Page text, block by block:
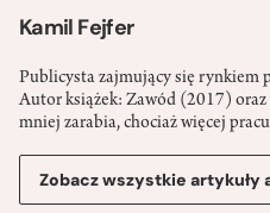
Kamil Fejfer
Publicysta zajmujący się rynkiem
Autor książek: Zawód (2017)
mniej zarabia, chociaż więcej
Zobacz wszystkie artykuły